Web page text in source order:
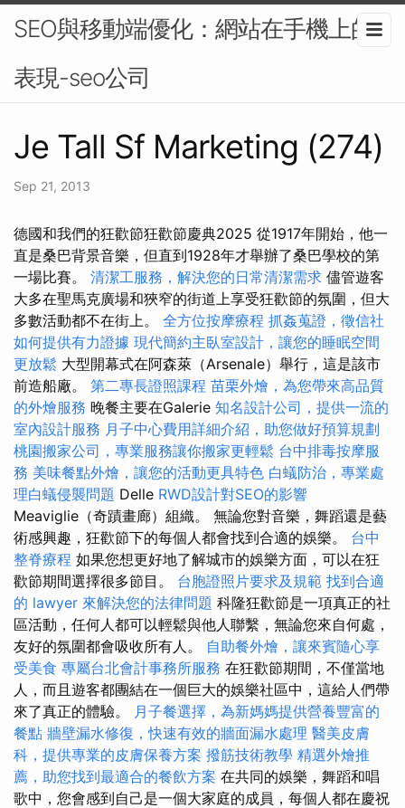
SEO與移動端優化：網站在手機上的
表現-seo公司
Je Tall Sf Marketing (274)
Sep 21, 2013
德國和我們的狂歡節狂歡節慶典2025 從1917年開始，他一
直是桑巴背景音樂，但直到1928年才舉辦了桑巴學校的第
一場比賽。 清潔工服務，解決您的日常清潔需求 儘管遊客
大多在聖馬克廣場和狹窄的街道上享受狂歡節的氛圍，但大
多數活動都不在街上。 全方位按摩療程 抓姦蒐證，徵信社
如何提供有力證據 現代簡約主臥室設計，讓您的睡眠空間
更放鬆 大型開幕式在阿森萊（Arsenale）舉行，這是該市
前造船廠。 第二專長證照課程 苗栗外燴，為您帶來高品質
的外燴服務 晚餐主要在Galerie 知名設計公司，提供一流的
室內設計服務 月子中心費用詳細介紹，助您做好預算規劃
桃園搬家公司，專業服務讓你搬家更輕鬆 台中排毒按摩服
務 美味餐點外燴，讓您的活動更具特色 白蟻防治，專業處
理白蟻侵襲問題 Delle RWD設計對SEO的影響
Meaviglie（奇蹟畫廊）組織。 無論您對音樂，舞蹈還是藝
術感興趣，狂歡節下的每個人都會找到合適的娛樂。 台中
整脊療程 如果您想更好地了解城市的娛樂方面，可以在狂
歡節期間選擇很多節目。 台胞證照片要求及規範 找到合適
的 lawyer 來解決您的法律問題 科隆狂歡節是一項真正的社
區活動，任何人都可以輕鬆與他人聯繫，無論您來自何處，
友好的氛圍都會吸收所有人。 自助餐外燴，讓來賓隨心享
受美食 專屬台北會計事務所服務 在狂歡節期間，不僅當地
人，而且遊客都團結在一個巨大的娛樂社區中，這給人們帶
來了真正的體驗。 月子餐選擇，為新媽媽提供營養豐富的
餐點 牆壁漏水修復，快速有效的牆面漏水處理 醫美皮膚
科，提供專業的皮膚保養方案 撥筋技術教學 精選外燴推
薦，助您找到最適合的餐飲方案 在共同的娛樂，舞蹈和唱
歌中，您會感到自己是一個大家庭的成員，每個人都在慶祝